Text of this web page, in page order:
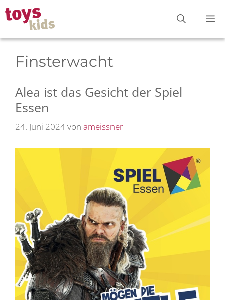
Zum
Inhalt
springen
Finsterwacht
Alea ist das Gesicht der Spiel
Essen
24. Juni 2024von ameissner